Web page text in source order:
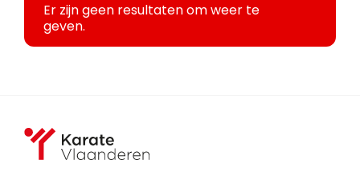
Er zijn geen resultaten om weer te
geven.